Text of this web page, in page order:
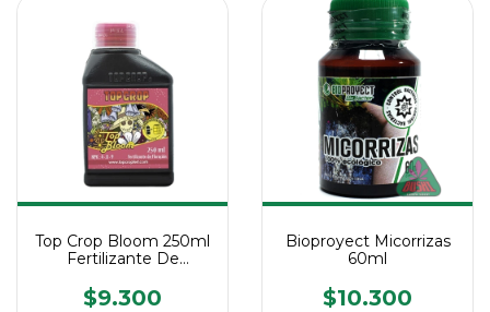
Top Crop Bloom 250ml
Fertilizante De
$9.300
Bioproyect Micorrizas
60ml
$10.300